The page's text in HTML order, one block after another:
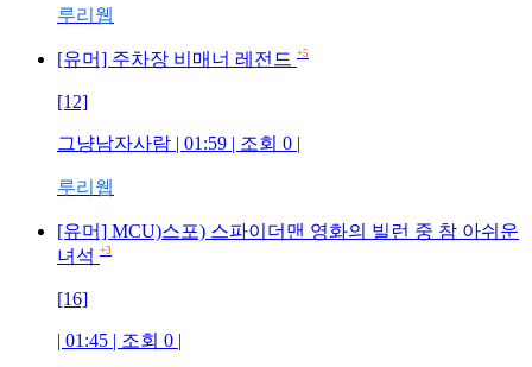
루리웹
[유머] 주차장 비매너 레전드 +5
[12]
그냥남자사람 | 01:59 | 조회 0 |
루리웹
[유머] MCU)스포) 스파이더맨 영화의 빌런 중 참 아쉬운
녀석 +3
[16]
| 01:45 | 조회 0 |